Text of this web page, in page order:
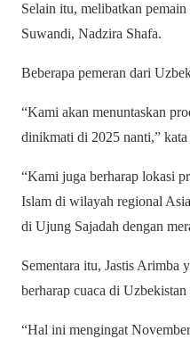
Selain itu, melibatkan
Suwandi, Nadzira Shafa.
Beberapa pemeran dari
“Kami akan menuntaskan
dinikmati di 2025 nanti,”
“Kami juga berharap lokasi
Islam di wilayah regional
di Ujung Sajadah dengan
Sementara itu, Jastis Arimba
berharap cuaca di
“Hal ini mengingat